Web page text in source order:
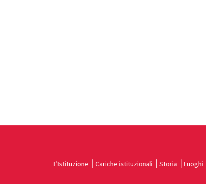
L'Istituzione Cariche istituzionali Storia Luoghi